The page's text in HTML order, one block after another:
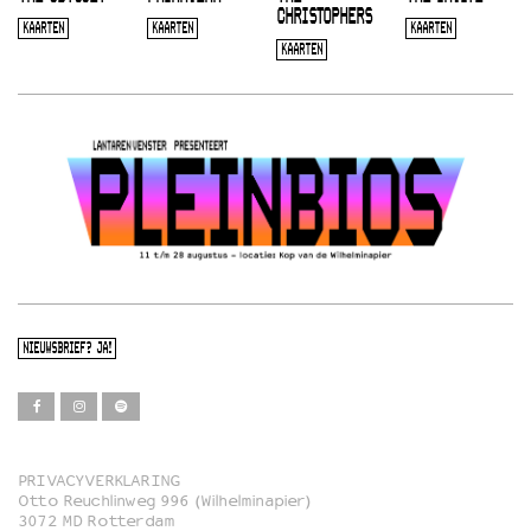
KAARTEN KAARTEN
CHRISTOPHERS
KAARTEN
KAARTEN
NIEUWSBRIEF? JA!
Film
PRIVACYVERKLARING
Otto Reuchlinweg 996 (Wilhelminapier)
3072 MD Rotterdam